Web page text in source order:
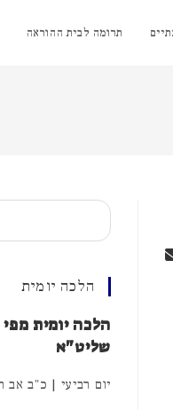
תרומה לבית ההוראה
חיפוש
הלכה יומית
הלכה יומית
שליט"א
יום רביעי | כ"ב אב